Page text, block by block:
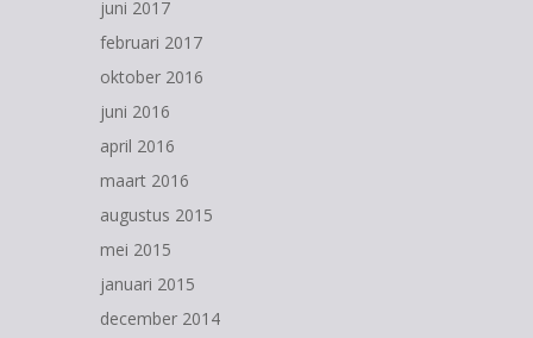
juni 2017
februari 2017
oktober 2016
juni 2016
april 2016
maart 2016
augustus 2015
mei 2015
januari 2015
december 2014